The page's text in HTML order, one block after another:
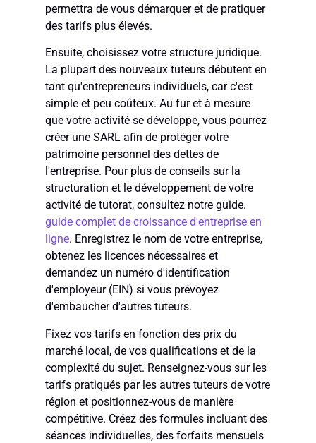
permettra de vous démarquer et de pratiquer
des tarifs plus élevés.
Ensuite, choisissez votre structure juridique.
La plupart des nouveaux tuteurs débutent en
tant qu'entrepreneurs individuels, car c'est
simple et peu coûteux. Au fur et à mesure
que votre activité se développe, vous pourrez
créer une SARL afin de protéger votre
patrimoine personnel des dettes de
l'entreprise. Pour plus de conseils sur la
structuration et le développement de votre
activité de tutorat, consultez notre guide.
guide complet de croissance d'entreprise en
ligne. Enregistrez le nom de votre entreprise,
obtenez les licences nécessaires et
demandez un numéro d'identification
d'employeur (EIN) si vous prévoyez
d'embaucher d'autres tuteurs.
Fixez vos tarifs en fonction des prix du
marché local, de vos qualifications et de la
complexité du sujet. Renseignez-vous sur les
tarifs pratiqués par les autres tuteurs de votre
région et positionnez-vous de manière
compétitive. Créez des formules incluant des
séances individuelles, des forfaits mensuels